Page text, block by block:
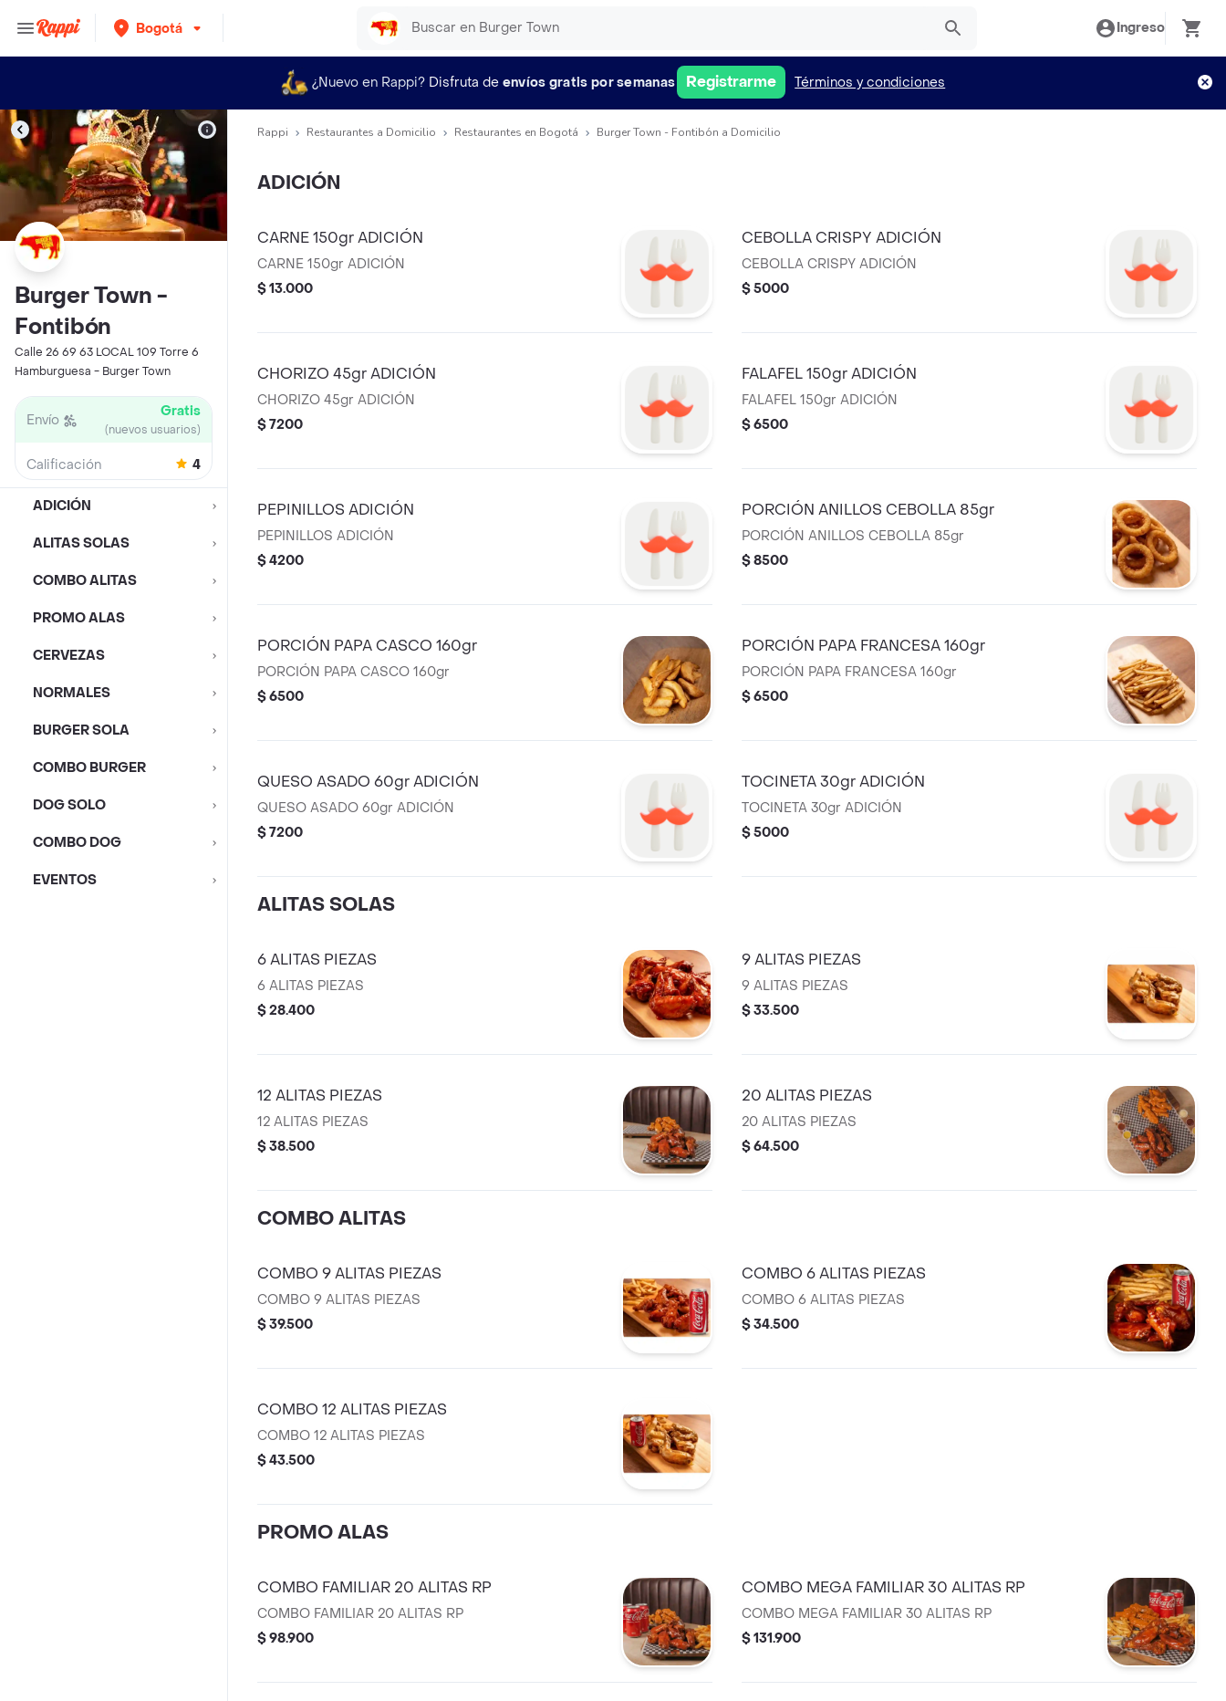
Bogotá Ingreso
¿Nuevo en Rappi? Disfruta de envíos gratis por semanas Registrarme Términos y condiciones
Burger Town -
Fontibón
Calle 26 69 63 LOCAL 109 Torre 6
Hamburguesa - Burger Town
Envío Gratis
(nuevos usuarios)
Calificación 4
ADICIÓN
ALITAS SOLAS
COMBO ALITAS
PROMO ALAS
CERVEZAS
NORMALES
BURGER SOLA
COMBO BURGER
DOG SOLO
COMBO DOG
EVENTOS
Rappi Restaurantes a Domicilio Restaurantes en Bogotá Burger Town - Fontibón a Domicilio
ADICIÓN
CARNE 150gr ADICIÓN
CARNE 150gr ADICIÓN
$ 13.000
CEBOLLA CRISPY ADICIÓN
CEBOLLA CRISPY ADICIÓN
$ 5000
CHORIZO 45gr ADICIÓN
CHORIZO 45gr ADICIÓN
$ 7200
FALAFEL 150gr ADICIÓN
FALAFEL 150gr ADICIÓN
$ 6500
PEPINILLOS ADICIÓN
PEPINILLOS ADICIÓN
$ 4200
PORCIÓN ANILLOS CEBOLLA 85gr
PORCIÓN ANILLOS CEBOLLA 85gr
$ 8500
PORCIÓN PAPA CASCO 160gr
PORCIÓN PAPA CASCO 160gr
$ 6500
PORCIÓN PAPA FRANCESA 160gr
PORCIÓN PAPA FRANCESA 160gr
$ 6500
QUESO ASADO 60gr ADICIÓN
QUESO ASADO 60gr ADICIÓN
$ 7200
TOCINETA 30gr ADICIÓN
TOCINETA 30gr ADICIÓN
$ 5000
ALITAS SOLAS
6 ALITAS PIEZAS
6 ALITAS PIEZAS
$ 28.400
9 ALITAS PIEZAS
9 ALITAS PIEZAS
$ 33.500
12 ALITAS PIEZAS
12 ALITAS PIEZAS
$ 38.500
20 ALITAS PIEZAS
20 ALITAS PIEZAS
$ 64.500
COMBO ALITAS
COMBO 9 ALITAS PIEZAS
COMBO 9 ALITAS PIEZAS
$ 39.500
COMBO 6 ALITAS PIEZAS
COMBO 6 ALITAS PIEZAS
$ 34.500
COMBO 12 ALITAS PIEZAS
COMBO 12 ALITAS PIEZAS
$ 43.500
PROMO ALAS
COMBO FAMILIAR 20 ALITAS RP
COMBO FAMILIAR 20 ALITAS RP
$ 98.900
COMBO MEGA FAMILIAR 30 ALITAS RP
COMBO MEGA FAMILIAR 30 ALITAS RP
$ 131.900